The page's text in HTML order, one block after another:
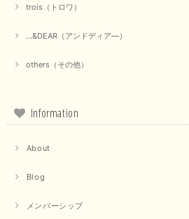
trois（トロワ）
...&DEAR（アンドディア―）
others（その他）
Information
About
Blog
メンバーシップ